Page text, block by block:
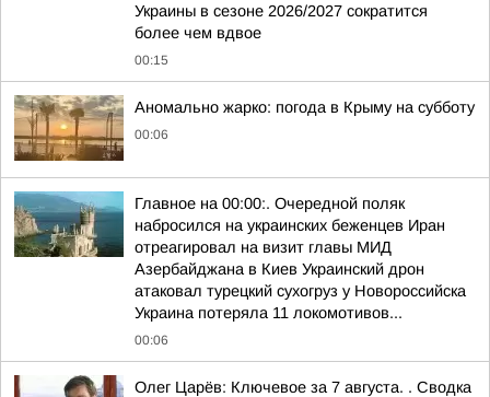
Украины в сезоне 2026/2027 сократится
более чем вдвое
00:15
Аномально жарко: погода в Крыму на субботу
00:06
Главное на 00:00:. Очередной поляк
набросился на украинских беженцев Иран
отреагировал на визит главы МИД
Азербайджана в Киев Украинский дрон
атаковал турецкий сухогруз у Новороссийска
Украина потеряла 11 локомотивов...
00:06
Олег Царёв: Ключевое за 7 августа. . Сводка